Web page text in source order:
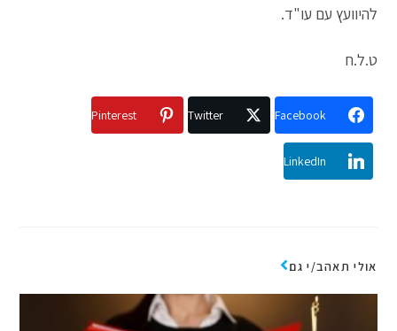
להיוועץ עם עו"ד.
ט.ל.ח
Facebook
Twitter
Pinterest
LinkedIn
אולי תאהב/י גם